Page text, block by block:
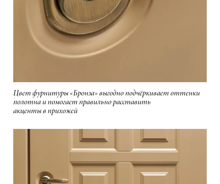
Цвет фурнитуры «Бронза» выгодно подчёркивает оттенки
полотна и помогает правильно расставить
акценты в прихожей